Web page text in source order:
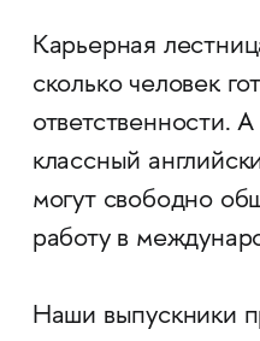
Карьерная
сколько человек
ответственности.
классный
могут свободно
работу в
Наши выпускники